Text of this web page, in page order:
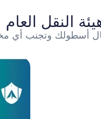
النقل العام
أسطولك وتجنب أي